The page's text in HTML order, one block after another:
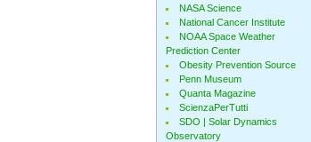
NASA Science
National Cancer Institute
NOAA Space Weather
Prediction Center
Obesity Prevention Source
Penn Museum
Quanta Magazine
ScienzaPerTutti
SDO | Solar Dynamics
Observatory